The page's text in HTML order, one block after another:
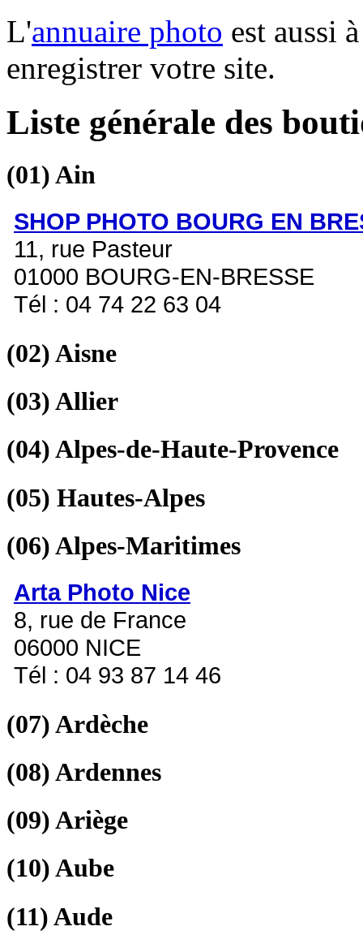
L'annuaire photo est aussi
enregistrer votre site.
Liste générale des
(01)Ain
SHOP PHOTO BOURG EN
11, rue Pasteur
01000 BOURG-EN-BRESSE
Tél : 04 74 22 63 04
(02)Aisne
(03)Allier
(04)Alpes-de-Haute-Provence
(05) Hautes-Alpes
(06)Alpes-Maritimes
Arta Photo Nice
8, rue de France
06000 NICE
Tél : 04 93 87 14 46
(07)Ardèche
(08)Ardennes
(09)Ariège
(10)Aube
(11)Aude